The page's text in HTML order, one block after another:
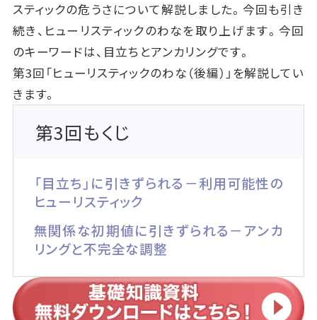
スティックの危うさについて解説しました。今回も引き
続き、ヒューリスティックのわなを取り上げます。今回
のキーワードは、目立ちとアンカリングです。
第3回「ヒューリスティックのわな（後編）」を解説してい
きます。
第3回もくじ
「目立ち」に引きずられる－利用可能性の
ヒューリスティック
無関係な初期値に引きずられる－アンカ
リングと不完全な調整